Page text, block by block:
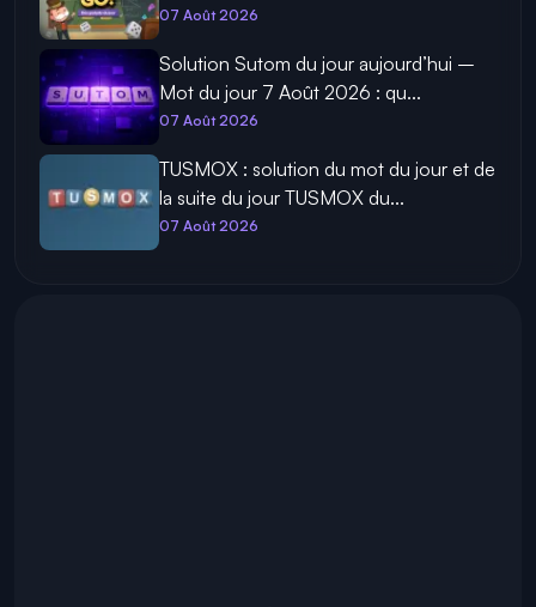
07 Août 2026
Solution Sutom du jour aujourd’hui –
Mot du jour 7 Août 2026 : qu...
07 Août 2026
TUSMOX : solution du mot du jour et de
la suite du jour TUSMOX du...
07 Août 2026